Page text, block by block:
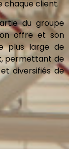
chaque client.
du groupe
offre et son
plus large de
permettant de
diversifiés de